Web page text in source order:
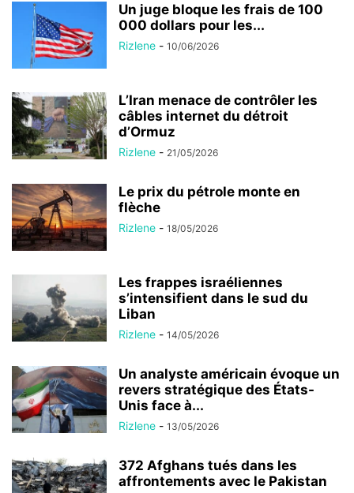
Un juge bloque les frais de 100
000 dollars pour les...
Rizlene - 10/06/2026
L’Iran menace de contrôler les
câbles internet du détroit
d’Ormuz
Rizlene - 21/05/2026
Le prix du pétrole monte en
flèche
Rizlene - 18/05/2026
Les frappes israéliennes
s’intensifient dans le sud du
Liban
Rizlene - 14/05/2026
Un analyste américain évoque un
revers stratégique des États-
Unis face à...
Rizlene - 13/05/2026
372 Afghans tués dans les
affrontements avec le Pakistan